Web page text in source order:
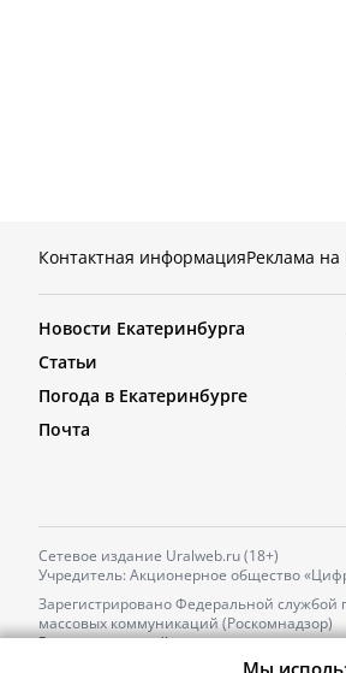
Контактная информацияРеклама
Новости Екатеринбурга
Статьи
Погода в Екатеринбурге
Почта
Сетевое издание Uralweb.ru (18+)
Учредитель: Акционерное общество
Зарегистрировано Федеральной
массовых коммуникаций (Роскомнадзор)
Регистрационный номер и дата
Мы